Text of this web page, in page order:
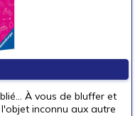
À vous de bluffer et
inconnu aux autre